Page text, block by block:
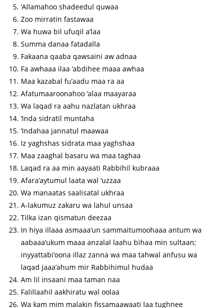
‘Allamahoo shadeedul quwaa
Zoo mirratin fastawaa
Wa huwa bil ufuqil a’laa
Summa danaa fatadalla
Fakaana qaaba qawsaini aw adnaa
Fa awhaaa ilaa ‘abdihee maaa awhaa
Maa kazabal fu’aadu maa ra aa
Afatumaaroonahoo ‘alaa maayaraa
Wa laqad ra aahu nazlatan ukhraa
‘Inda sidratil muntaha
‘Indahaa jannatul maawaa
Iz yaghshas sidrata maa yaghshaa
Maa zaaghal basaru wa maa taghaa
Laqad ra aa min aayaati Rabbihil kubraaa
Afara’aytumul laata wal ‘uzzaa
Wa manaatas saalisatal ukhraa
A-lakumuz zakaru wa lahul unsaa
Tilka izan qismatun deezaa
In hiya illaaa asmaaa’un sammaitumoohaaa antum wa
aabaaa’ukum maaa anzalal laahu bihaa min sultaan;
inyyattabi’oona illaz zanna wa maa tahwal anfusu wa
laqad jaaa’ahum mir Rabbihimul hudaa
Am lil insaani maa taman naa
Falillaahil aakhiratu wal oolaa
Wa kam mim malakin fissamaawaati laa tughnee